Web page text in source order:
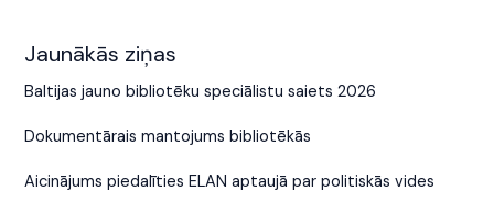
Jaunākās ziņas
Baltijas jauno bibliotēku speciālistu saiets 2026
Dokumentārais mantojums bibliotēkās
Aicinājums piedalīties ELAN aptaujā par politiskās vides